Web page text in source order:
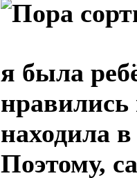
я была
нравились
находила
Поэтому,